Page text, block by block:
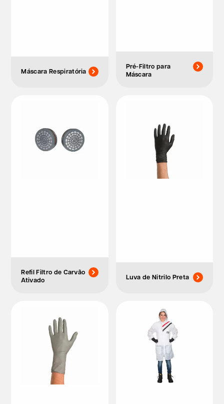
Máscara Respiratória
Pré-Filtro para
Máscara
Refil Filtro de Carvão
Ativado
Luva de Nitrilo Preta